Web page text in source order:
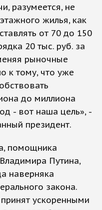
разумеется, не
жилья, как
от 70 до 150
20 тыс. руб. за
рыночные
к тому, что уже
до миллиона
- вот наша цель», -
президент.
помощника
Путина,
наверняка
закона.
ускоренными